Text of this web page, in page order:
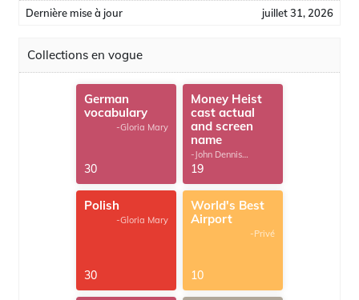
Dernière mise à jour juillet 31, 2026
Collections en vogue
German
vocabulary
-Gloria Mary
30
Money Heist
cast actual
and screen
name
-John Dennis
G.Thomas
19
Polish
-Gloria Mary
30
World's Best
Airport
-Privé
10